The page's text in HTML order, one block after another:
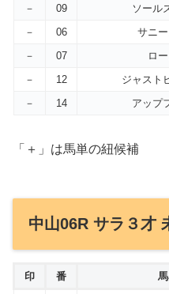
－
09 ソール
－
06 サニ
－
07 ロ
－
12 ジャスト
－
14 アップ
「＋」は馬単の紐候補
中山06R サラ３才
印 番